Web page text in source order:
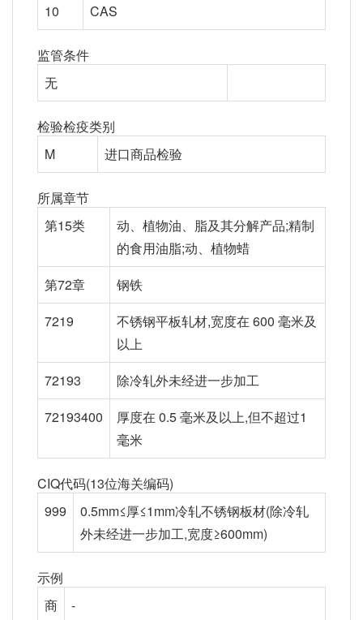
10
CAS
监管条件
无
检验检疫类别
M
进口商品检验
所属章节
第15类
动、植物油、脂及其分解产品;精制
的食用油脂;动、植物蜡
第72章
钢铁
7219
不锈钢平板轧材,宽度在 600 毫米及
以上
72193
除冷轧外未经进一步加工
72193400
厚度在 0.5 毫米及以上,但不超过1
毫米
CIQ代码(13位海关编码)
999
0.5mm≤厚≤1mm冷轧不锈钢板材(除冷轧
外未经进一步加工,宽度≥600mm)
示例
商
-